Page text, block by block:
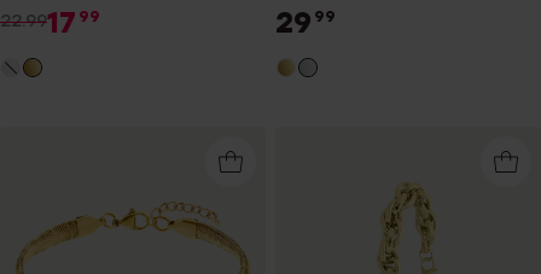
oorringen voor dames
22.9917 99 29 99